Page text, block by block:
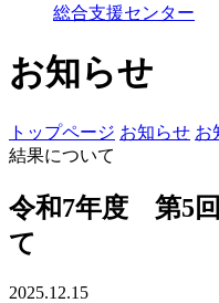
総合支援センター
お知らせ
トップページ お知らせ お
結果について
令和7年度 第5
て
2025.12.15